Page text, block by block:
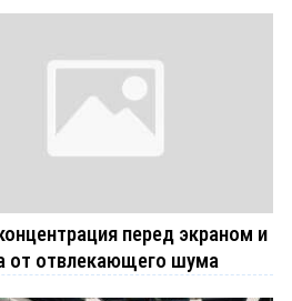
перед экраном и
от отвлекающего шума